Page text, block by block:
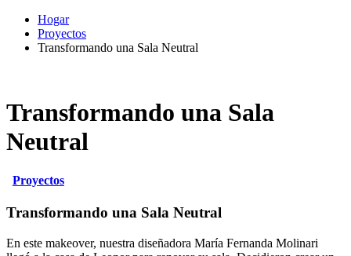
Hogar
Proyectos
Transformando una Sala Neutral
Transformando una Sala
Neutral
Proyectos
Transformando una Sala Neutral
En este makeover, nuestra diseñadora María Fernanda Molinari